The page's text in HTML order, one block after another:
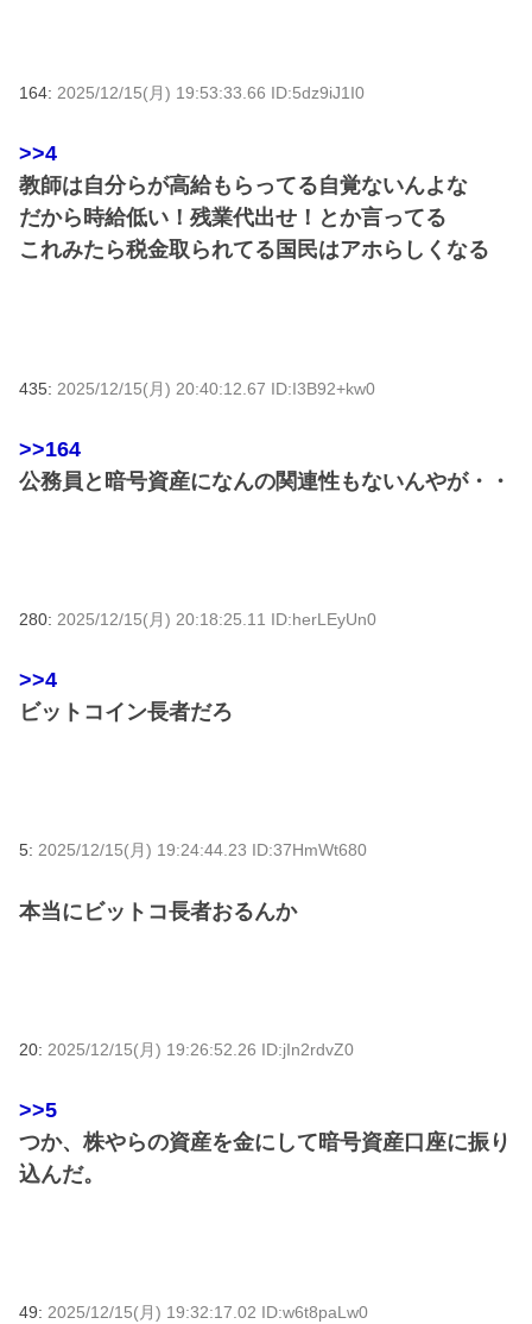
164: 2025/12/15(月) 19:53:33.66 ID:5dz9iJ1I0
>>4
教師は自分らが高給もらってる自覚ないんよな
だから時給低い！残業代出せ！とか言ってる
これみたら税金取られてる国民はアホらしくなる
435: 2025/12/15(月) 20:40:12.67 ID:I3B92+kw0
>>164
公務員と暗号資産になんの関連性もないんやが・・
280: 2025/12/15(月) 20:18:25.11 ID:herLEyUn0
>>4
ビットコイン長者だろ
5: 2025/12/15(月) 19:24:44.23 ID:37HmWt680
本当にビットコ長者おるんか
20: 2025/12/15(月) 19:26:52.26 ID:jIn2rdvZ0
>>5
つか、株やらの資産を金にして暗号資産口座に振り
込んだ。
49: 2025/12/15(月) 19:32:17.02 ID:w6t8paLw0